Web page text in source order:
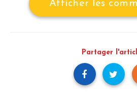
Afficher les
Partager